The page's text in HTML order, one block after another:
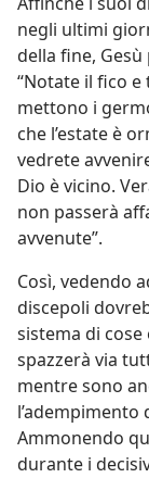
negli ultimi
della fine,
“Notate il fico
mettono i
che l’estate è
vedrete
Dio è vicino.
non passerà
avvenute”.
Così, vedendo
discepoli
sistema di
spazzerà via
mentre sono
l’adempimento
Ammonendo
durante i